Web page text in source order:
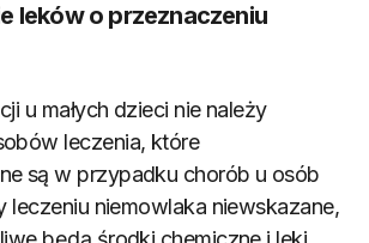
leków o przeznaczeniu
u małych dzieci nie należy
leczenia, które
są w przypadku chorób u osób
leczeniu niemowlaka niewskazane,